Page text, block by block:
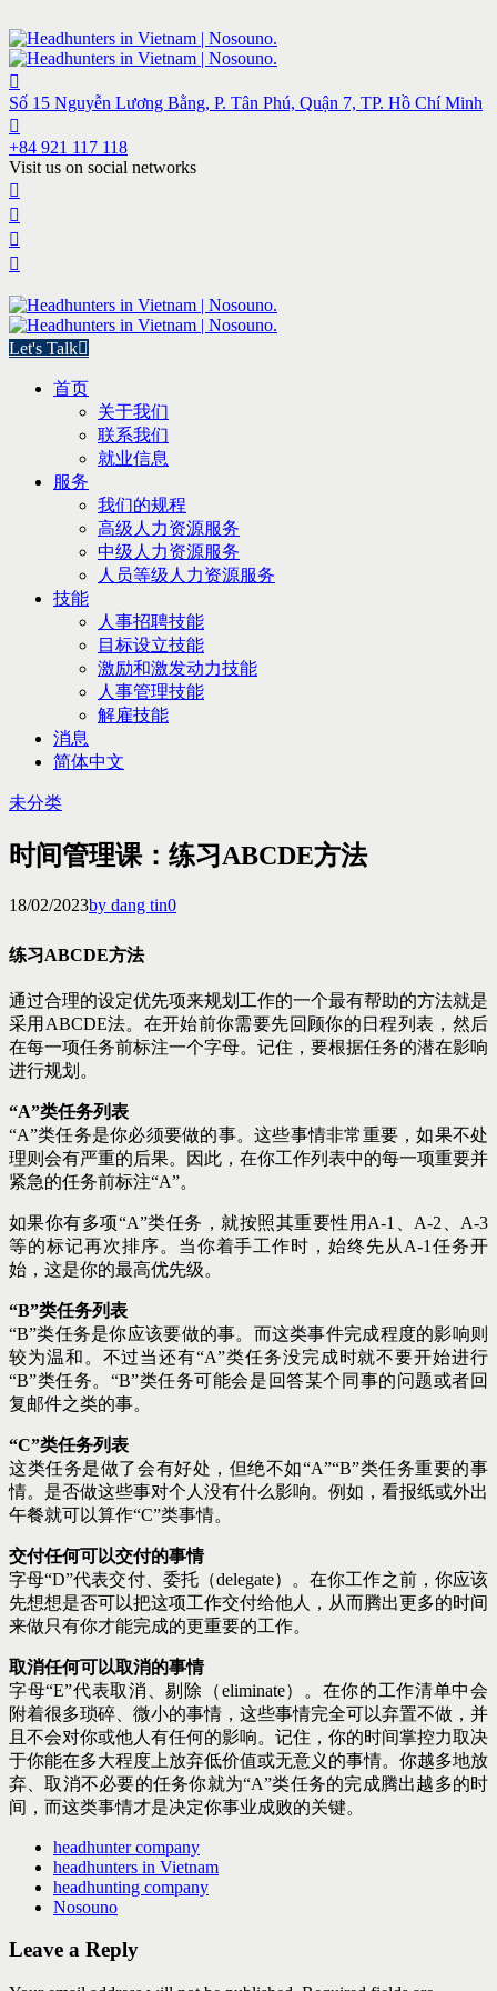
Số 15 Nguyễn Lương Bằng, P. Tân Phú, Quận 7, TP. Hồ Chí Minh
+84 921 117 118
Visit us on social networks
Let's Talk
首页
关于我们
联系我们
就业信息
服务
我们的规程
高级人力资源服务
中级人力资源服务
人员等级人力资源服务
技能
人事招聘技能
目标设立技能
激励和激发动力技能
人事管理技能
解雇技能
消息
简体中文
未分类
时间管理课：练习ABCDE方法
18/02/2023by dang tin0
练习ABCDE方法
通过合理的设定优先项来规划工作的一个最有帮助的方法就是
采用ABCDE法。在开始前你需要先回顾你的日程列表，然后
在每一项任务前标注一个字母。记住，要根据任务的潜在影响
进行规划。
“A”类任务列表
“A”类任务是你必须要做的事。这些事情非常重要，如果不处
理则会有严重的后果。因此，在你工作列表中的每一项重要并
紧急的任务前标注“A”。
如果你有多项“A”类任务，就按照其重要性用A-1、A-2、A-3
等的标记再次排序。当你着手工作时，始终先从A-1任务开
始，这是你的最高优先级。
“B”类任务列表
“B”类任务是你应该要做的事。而这类事件完成程度的影响则
较为温和。不过当还有“A”类任务没完成时就不要开始进行
“B”类任务。“B”类任务可能会是回答某个同事的问题或者回
复邮件之类的事。
“C”类任务列表
这类任务是做了会有好处，但绝不如“A”“B”类任务重要的事
情。是否做这些事对个人没有什么影响。例如，看报纸或外出
午餐就可以算作“C”类事情。
交付任何可以交付的事情
字母“D”代表交付、委托（delegate）。在你工作之前，你应该
先想想是否可以把这项工作交付给他人，从而腾出更多的时间
来做只有你才能完成的更重要的工作。
取消任何可以取消的事情
字母“E”代表取消、剔除（eliminate）。在你的工作清单中会
附着很多琐碎、微小的事情，这些事情完全可以弃置不做，并
且不会对你或他人有任何的影响。记住，你的时间掌控力取决
于你能在多大程度上放弃低价值或无意义的事情。你越多地放
弃、取消不必要的任务你就为“A”类任务的完成腾出越多的时
间，而这类事情才是决定你事业成败的关键。
headhunter company
headhunters in Vietnam
headhunting company
Nosouno
Leave a Reply